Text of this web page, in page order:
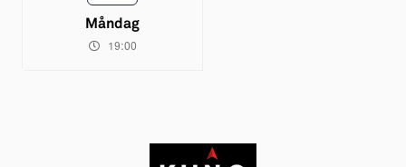
Måndag
19:00